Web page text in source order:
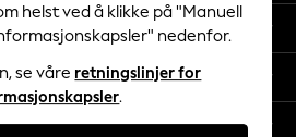
Short Sets
helst ved å klikke på "Manuell
nedenfor.
se våre retningslinjer for
.